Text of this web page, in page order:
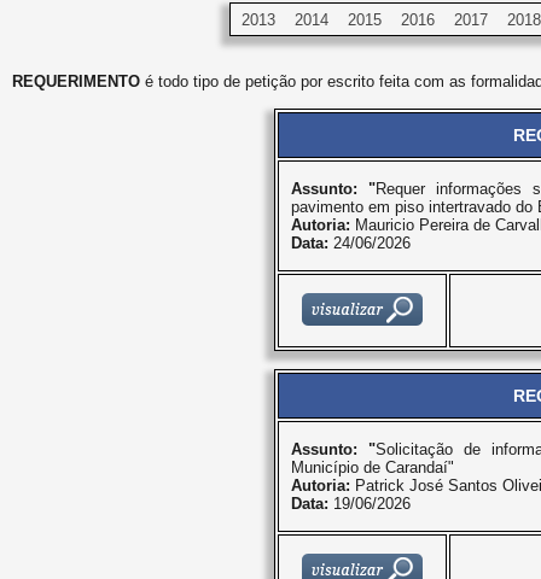
2013 2014 2015 2016 2017 2018
REQUERIMENTO é todo tipo de petição por escrito feita com as
Assunto: "Requer
pavimento em piso intertravado
Autoria: Mauricio Pereira de
Data: 24/06/2026
Assunto: "Solicitação de
Município de Carandaí"
Autoria: Patrick José Santos
Data: 19/06/2026